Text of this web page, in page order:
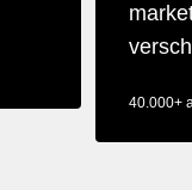
40.000+